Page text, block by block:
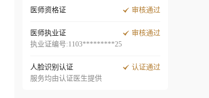
医师资格证 审核通过
医师执业证
审核通过
执业证编号:1103*********25
人脸识别认证
认证通过
服务均由认证医生提供